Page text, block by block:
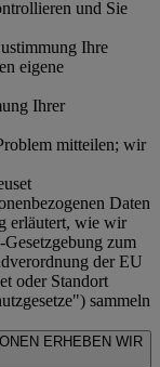
und Sie
Ihre
eigene
Ihrer
mitteilen; wir
Daten
erläutert, wie wir
zum
der EU
oder Standort
") sammeln
ERHEBEN WIR